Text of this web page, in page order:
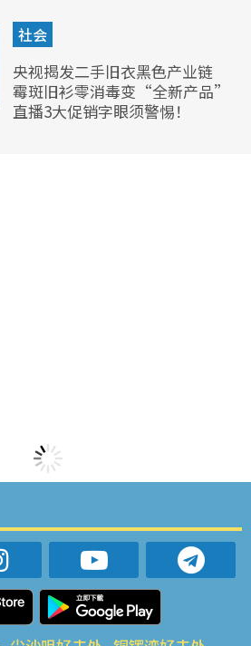
社会
央视揭发二手旧衣黑色产业链
霉斑旧衫零消毒变“全新产品”
直播3大促销字眼须警惕！